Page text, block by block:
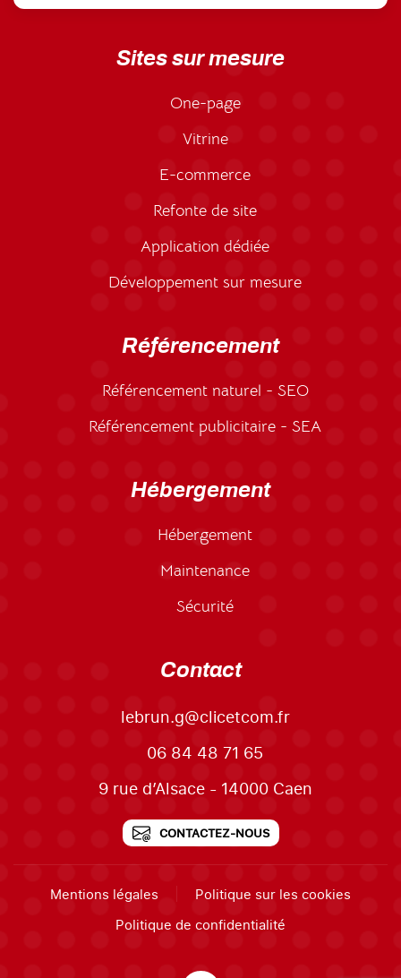
Sites sur mesure
One-page
Vitrine
E-commerce
Refonte de site
Application dédiée
Développement sur mesure
Référencement
Référencement naturel - SEO
Référencement publicitaire - SEA
Hébergement
Hébergement
Maintenance
Sécurité
Contact
lebrun.g@clicetcom.fr
06 84 48 71 65
9 rue d’Alsace - 14000 Caen
CONTACTEZ-NOUS
Mentions légales
Politique sur les cookies
Politique de confidentialité